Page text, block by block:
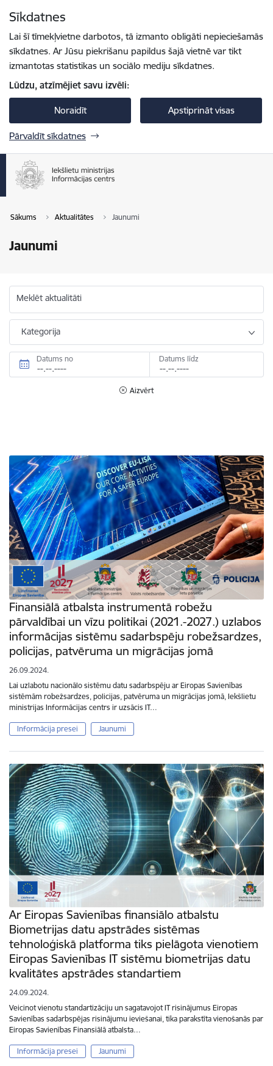
Sīkdatnes
Lai šī tīmekļvietne darbotos, tā izmanto obligāti nepieciešamās
sīkdatnes. Ar Jūsu piekrišanu papildus šajā vietnē var tikt
izmantotas statistikas un sociālo mediju sīkdatnes.
Lūdzu, atzīmējiet savu izvēli:
Noraidīt Apstiprināt visas
Pārvaldīt sīkdatnes
Sākums Aktualitātes Jaunumi
Jaunumi
Meklēt aktualitāti
Kategorija
Datums no Datums līdz
Aizvērt
Finansiālā atbalsta instrumentā robežu
pārvaldībai un vīzu politikai (2021.-2027.) uzlabos
informācijas sistēmu sadarbspēju robežsardzes,
policijas, patvēruma un migrācijas jomā
26.09.2024.
Lai uzlabotu nacionālo sistēmu datu sadarbspēju ar Eiropas Savienības
sistēmām robežsardzes, policijas, patvēruma un migrācijas jomā, Iekšlietu
ministrijas Informācijas centrs ir uzsācis IT…
Informācija presei Jaunumi
Ar Eiropas Savienības finansiālo atbalstu
Biometrijas datu apstrādes sistēmas
tehnoloģiskā platforma tiks pielāgota vienotiem
Eiropas Savienības IT sistēmu biometrijas datu
kvalitātes apstrādes standartiem
24.09.2024.
Veicinot vienotu standartizāciju un sagatavojot IT risinājumus Eiropas
Savienības sadarbspējas risinājumu ieviešanai, tika parakstīta vienošanās par
Eiropas Savienības Finansiālā atbalsta…
Informācija presei Jaunumi